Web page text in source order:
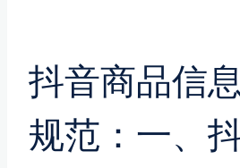
抖音商品信
规范：一、